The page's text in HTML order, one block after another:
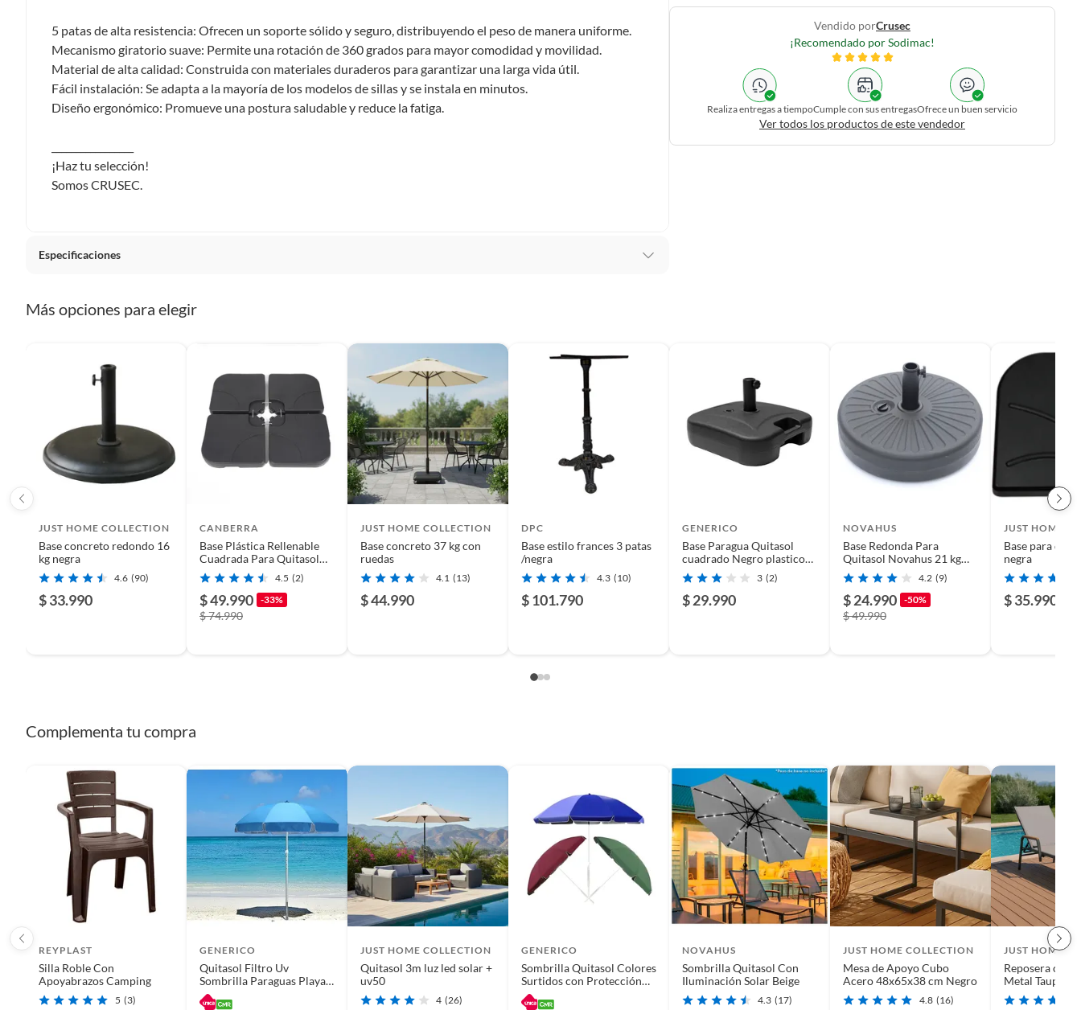
etiquetas y sin uso, tal como te lo entregamos.
Productos digitales que se entregan a través de una descarga electrónica, por ejemplo, cupones de experiencia o
programas para el computador.
Productos a pedido o confeccionados a medida.
Productos que han sido informados como imperfectos, usados, reparados, abiertos, de segunda selección,
Alimentos, bebidas, medicamentos, suplementos alimenticios, vitaminas, entre otros análogos.
Pinturas de un color a solicitud.
5 patas de alta resistencia: Ofrecen un soporte sólido y seguro, distribuyendo el peso de manera uniforme.
Mecanismo giratorio suave: Permite una rotación de 360 grados para mayor comodidad y movilidad.
Material de alta calidad: Construida con materiales duraderos para garantizar una larga vida útil.
Fácil instalación: Se adapta a la mayoría de los modelos de sillas y se instala en minutos.
Diseño ergonómico: Promueve una postura saludable y reduce la fatiga.
¡Haz tu selección!
Somos CRUSEC.
Especificaciones
Nuevo
Negro
Modelo
63 cm
Color
Alto
63 cm
Vendido porCrusec
¡Recomendado por Sodimac!
Realiza entregas a tiempoCumple con sus entregasOfrece un buen servicio
Ver todos los productos de este vendedor
Más opciones para elegir
JUST HOME COLLECTION
Base concreto redondo 16
kg negra
4.6 (90)
$ 33.990
CANBERRA
Base Plástica Rellenable
Cuadrada Para Quitasol
4x15 Litros Kiosclub
4.5 (2)
$ 49.990 -33%
$ 74.990
JUST HOME COLLECTION
Base concreto 37 kg con
ruedas
4.1 (13)
$ 44.990
DPC
Base estilo frances 3 patas
/negra
4.3 (10)
$ 101.790
GENERICO
Base Paragua Quitasol
cuadrado Negro plastico
22LTS Bighouse 3 (2)
$ 29.990
NOVAHUS
Base Redonda Para
Quitasol Novahus 21 kg
Negro
4.2 (9)
$ 24.990 -50%
$ 49.990
JUST HOME
Base para
negra
$ 35.990
Complementa tu compra
REYPLAST
Silla Roble Con
Apoyabrazos Camping
5 (3)
GENERICO
Quitasol Filtro Uv
Sombrilla Paraguas Playa
Verano 120cm
JUST HOME COLLECTION
Quitasol 3m luz led solar +
uv50
4 (26)
GENERICO
Sombrilla Quitasol Colores
Surtidos con Protección
UV 170 cm diametro
NOVAHUS
Sombrilla Quitasol Con
Iluminación Solar Beige
4.3 (17)
JUST HOME COLLECTION
Mesa de Apoyo Cubo
Acero 48x65x38 cm Negro
4.8 (16)
JUST HOME
Reposera con
Metal Taupe